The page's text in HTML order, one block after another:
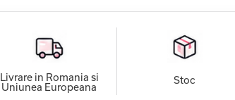
Livrare in Romania si
Uniunea Europeana
Stoc